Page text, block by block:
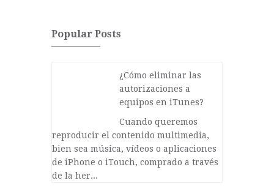
Popular Posts
¿Cómo eliminar las
autorizaciones a
equipos en iTunes?
Cuando queremos
reproducir el contenido multimedia,
bien sea música, vídeos o aplicaciones
de iPhone o iTouch, comprado a través
de la her...